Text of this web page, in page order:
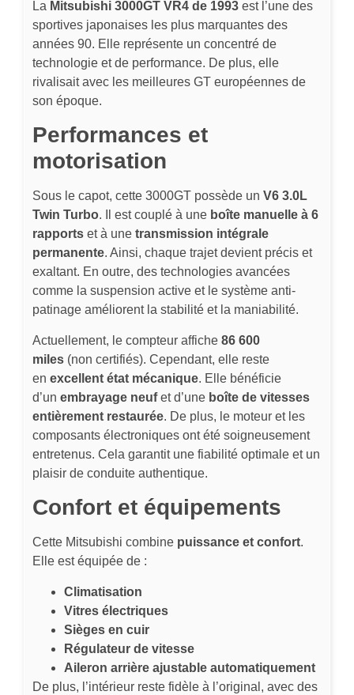
La Mitsubishi 3000GT VR4 de 1993 est l’une des
sportives japonaises les plus marquantes des
années 90. Elle représente un concentré de
technologie et de performance. De plus, elle
rivalisait avec les meilleures GT européennes de
son époque.
Performances et
motorisation
Sous le capot, cette 3000GT possède un V6 3.0L
Twin Turbo. Il est couplé à une boîte manuelle à 6
rapports et à une transmission intégrale
permanente. Ainsi, chaque trajet devient précis et
exaltant. En outre, des technologies avancées
comme la suspension active et le système anti-
patinage améliorent la stabilité et la maniabilité.
Actuellement, le compteur affiche 86 600
miles (non certifiés). Cependant, elle reste
en excellent état mécanique. Elle bénéficie
d’un embrayage neufet d’une boîte de vitesses
entièrement restaurée. De plus, le moteur et les
composants électroniques ont été soigneusement
entretenus. Cela garantit une fiabilité optimale et un
plaisir de conduite authentique.
Confort et équipements
Cette Mitsubishi combine puissance et confort.
Elle est équipée de :
Climatisation
Vitres électriques
Sièges en cuir
Régulateur de vitesse
Aileron arrière ajustable automatiquement
De plus, l’intérieur reste fidèle à l’original, avec des